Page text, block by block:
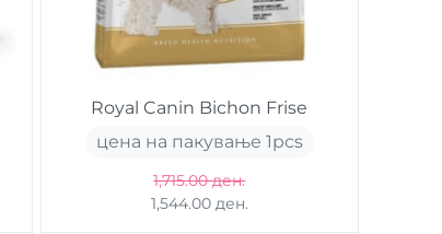
Royal Canin Bichon Frise
цена на пакување 1pcs
1,715.00 ден.
1,544.00 ден.